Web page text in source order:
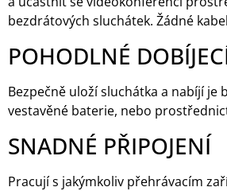
bezdrátových sluchátek. Žádné
POHODLNÉ
Bezpečně uloží sluchátka a nabíjí je
vestavěné baterie, nebo
SNADNÉ PŘIPOJENÍ
Pracují s jakýmkoliv přehrávacím